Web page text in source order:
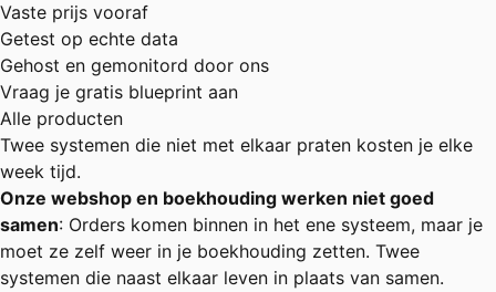
Vaste prijs vooraf
Getest op echte data
Gehost en gemonitord door ons
Vraag je gratis blueprint aan
Alle producten
Twee systemen die niet met elkaar praten kosten je elke
week tijd.
Onze webshop en boekhouding werken niet goed
samen: Orders komen binnen in het ene systeem, maar je
moet ze zelf weer in je boekhouding zetten. Twee
systemen die naast elkaar leven in plaats van samen.